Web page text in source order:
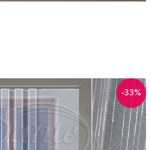
-33%